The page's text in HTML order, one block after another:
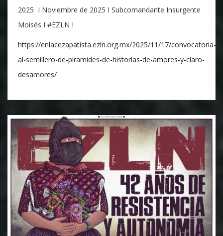
2025 I Noviembre de 2025 I Subcomandante Insurgente
Moisés I #EZLN I
https://enlacezapatista.ezln.org.mx/2025/11/17/convocatoria-
al-semillero-de-piramides-de-historias-de-amores-y-claro-
desamores/